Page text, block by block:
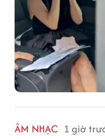
ÂM NHẠC 1 giờ